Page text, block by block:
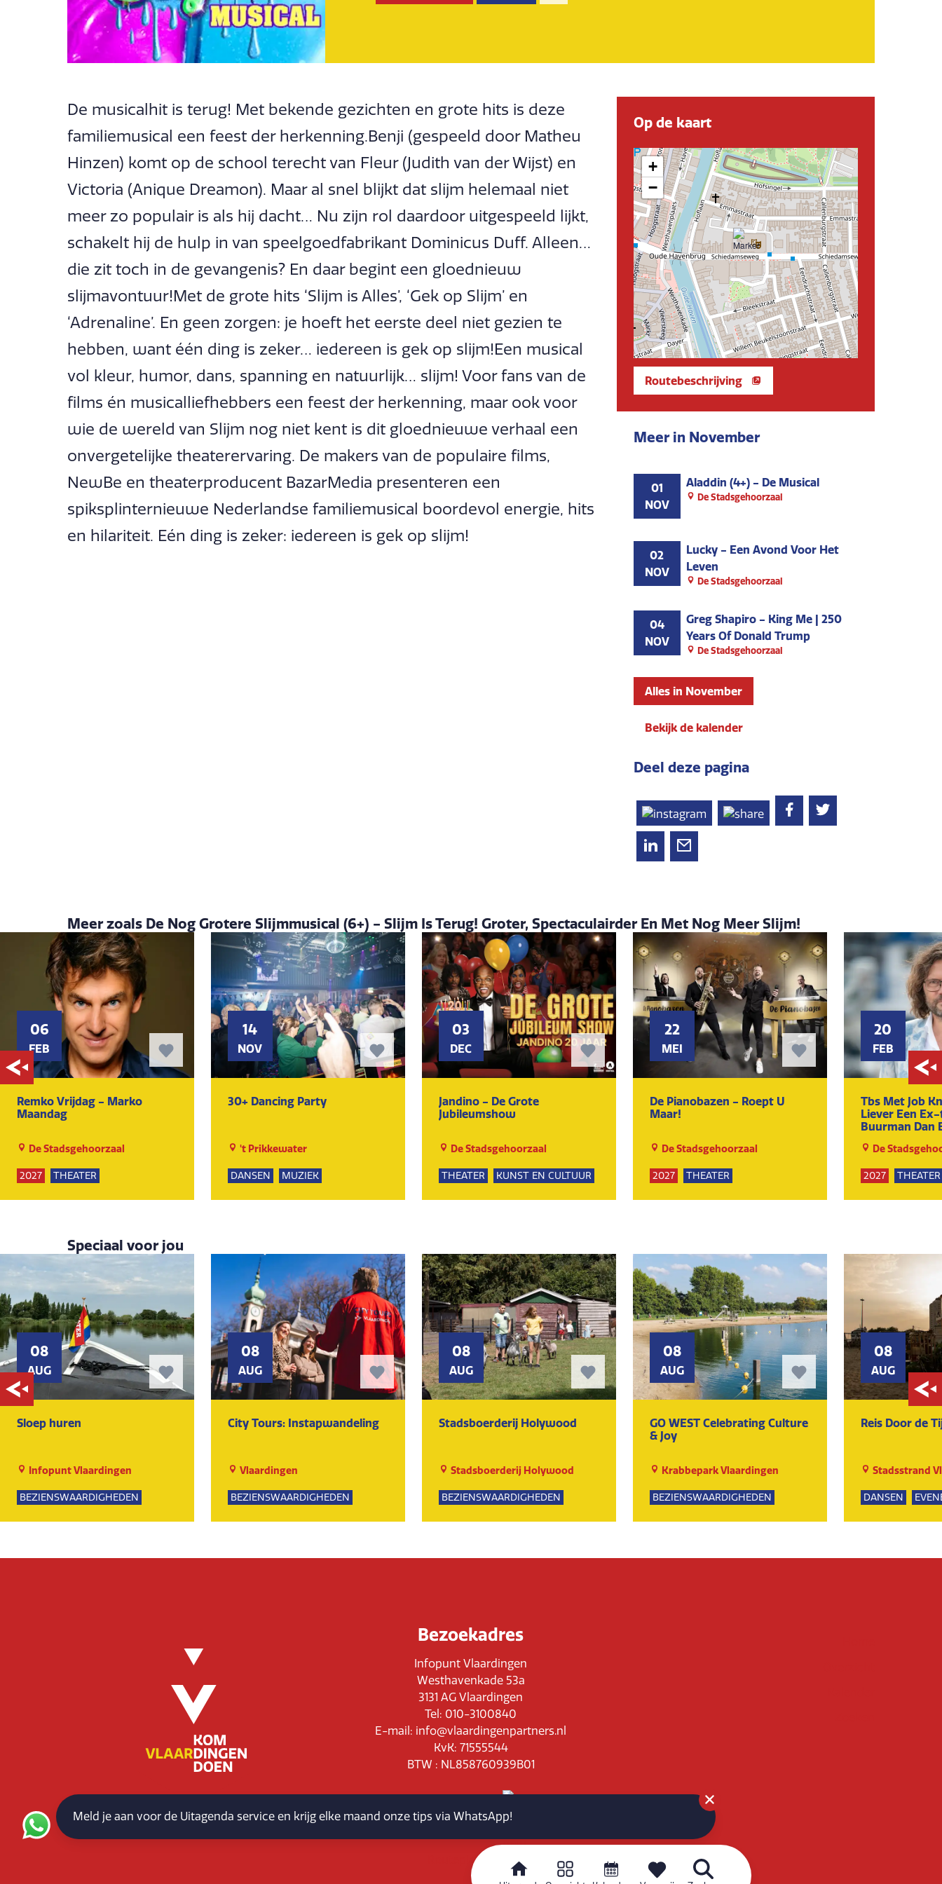
De musicalhit is terug! Met bekende gezichten en grote hits is deze
familiemusical een feest der herkenning.Benji (gespeeld door Matheu
Hinzen) komt op de school terecht van Fleur (Judith van der Wijst) en
Victoria (Anique Dreamon). Maar al snel blijkt dat slijm helemaal niet
meer zo populair is als hij dacht… Nu zijn rol daardoor uitgespeeld lijkt,
schakelt hij de hulp in van speelgoedfabrikant Dominicus Duff. Alleen…
die zit toch in de gevangenis? En daar begint een gloednieuw
slijmavontuur!Met de grote hits ‘Slijm is Alles’, ‘Gek op Slijm’ en
‘Adrenaline’. En geen zorgen: je hoeft het eerste deel niet gezien te
hebben, want één ding is zeker… iedereen is gek op slijm!Een musical
vol kleur, humor, dans, spanning en natuurlijk… slijm! Voor fans van de
films én musicalliefhebbers een feest der herkenning, maar ook voor
wie de wereld van Slijm nog niet kent is dit gloednieuwe verhaal een
onvergetelijke theaterervaring. De makers van de populaire films,
NewBe en theaterproducent BazarMedia presenteren een
spiksplinternieuwe Nederlandse familiemusical boordevol energie, hits
en hilariteit. Eén ding is zeker: iedereen is gek op slijm!
Op de kaart
+
−
Routebeschrijving
Meer in November
01
NOV
Aladdin (4+) - De Musical
De Stadsgehoorzaal
02
NOV
Lucky - Een Avond Voor Het
Leven
De Stadsgehoorzaal
04
NOV
Greg Shapiro - King Me | 250
Years Of Donald Trump
De Stadsgehoorzaal
Alles in November
Bekijk de kalender
Deel deze pagina
Meer zoals De Nog Grotere Slijmmusical (6+) - Slijm Is Terug! Groter, Spectaculairder En Met Nog Meer Slijm!
06
FEB
Remko Vrijdag - Marko
Maandag
De Stadsgehoorzaal
2027
THEATER
KUNST EN CULTUUR
14
NOV
30+ Dancing Party
't Prikkewater
DANSEN MUZIEK
03
DEC
Jandino - De Grote
Jubileumshow
De Stadsgehoorzaal
THEATER KUNST EN CULTUUR
22
MEI
De Pianobazen - Roept U
Maar!
De Stadsgehoorzaal
2027
THEATER
KUNST EN CULTUUR
20
FEB
Tbs Met Job
Liever Een Ex-
Buurman Dan
De
2027
THEATER
KUNST EN
Speciaal voor jou
08
AUG
Sloep huren
Infopunt Vlaardingen
BEZIENSWAARDIGHEDEN
NATUUR
08
AUG
City Tours: Instapwandeling
Vlaardingen
BEZIENSWAARDIGHEDEN
SPORTIEF
GROEPSUITJES
08
AUG
Stadsboerderij Holywood
Stadsboerderij Holywood
BEZIENSWAARDIGHEDEN
NATUUR
08
AUG
GO WEST Celebrating Culture
& Joy
Krabbepark Vlaardingen
BEZIENSWAARDIGHEDEN
KUNST EN CULTUUR
08
AUG
Reis Door de
Stadsstrand
DANSEN
MUZIEK
Bezoekadres
Infopunt Vlaardingen
Westhavenkade 53a
3131 AG Vlaardingen
Tel: 010-3100840
E-mail: info@vlaardingenpartners.nl
KvK: 71555544
BTW : NL858760939B01
Routeplanner
Meld je aan voor de Uitagenda service en krijg elke maand onze tips via WhatsApp!